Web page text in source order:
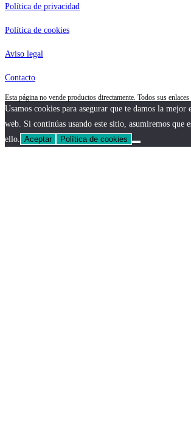
Política de privacidad
Política de cookies
Aviso legal
Contacto
Esta página no vende productos directamente. Todos sus
Usamos cookies para asegurar que te damos la mejor
web. Si continúas usando este sitio, asumiremos que
ello. Aceptar Política de cookies